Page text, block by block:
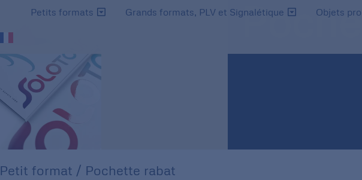
Petits formats Grands formats, PLV et Signalétique Objets
Petit format / Pochette rabat